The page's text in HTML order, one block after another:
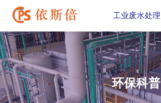
工业废水处理
环保科普